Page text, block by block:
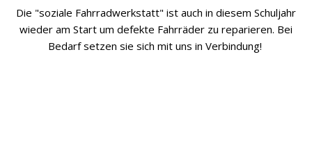
Die "soziale Fahrradwerkstatt" ist auch in diesem Schuljahr
wieder am Start um defekte Fahrräder zu reparieren. Bei
Bedarf setzen sie sich mit uns in Verbindung!